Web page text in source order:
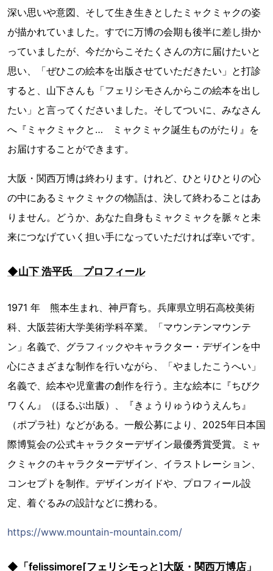
深い思いや意図、そして生き生きとしたミャクミャクの姿
が描かれていました。すでに万博の会期も後半に差し掛か
っていましたが、今だからこそたくさんの方に届けたいと
思い、「ぜひこの絵本を出版させていただきたい」と打診
すると、山下さんも「フェリシモさんからこの絵本を出し
たい」と言ってくださいました。そしてついに、みなさん
へ『ミャクミャクと… ミャクミャク誕生ものがたり』を
お届けすることができます。
大阪・関西万博は終わります。けれど、ひとりひとりの心
の中にあるミャクミャクの物語は、決して終わることはあ
りません。どうか、あなた自身もミャクミャクを脈々と未
来につなげていく担い手になっていただければ幸いです。
◆山下 浩平氏 プロフィール
1971 年 熊本生まれ、神戸育ち。兵庫県立明石高校美術
科、大阪芸術大学美術学科卒業。「マウンテンマウンテ
ン」名義で、グラフィックやキャラクター・デザインを中
心にさまざまな制作を行いながら、「やましたこうへい」
名義で、絵本や児童書の創作を行う。主な絵本に『ちびク
ワくん』（ほるぷ出版）、『きょうりゅうゆうえんち』
（ポプラ社）などがある。一般公募により、2025年日本国
際博覧会の公式キャラクターデザイン最優秀賞受賞。ミャ
クミャクのキャラクターデザイン、イラストレーション、
コンセプトを制作。デザインガイドや、プロフィール設
定、着ぐるみの設計などに携わる。
https://www.mountain-mountain.com/
◆「felissimore[フェリシモっと]大阪・関西万博店」